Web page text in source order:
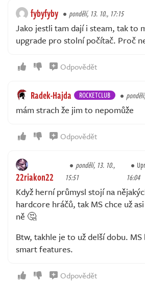
fybyfyby pondělí, 13. 10., 17:15
Jako jestli tam dají i steam, tak to
upgrade pro stolní počítač. Proč
Odpovědět
Radek-Hajda ROCKETCLUB
mám strach že jim to nepomůže
Odpovědět
22riakon22
pondělí, 13. 10.,
15:51
16:04
Když herní průmysl stojí na
hardcore hráčů, tak MS chce už
ně 🤔
Btw, takhle je to už delší dobu.
smart features.
Odpovědět